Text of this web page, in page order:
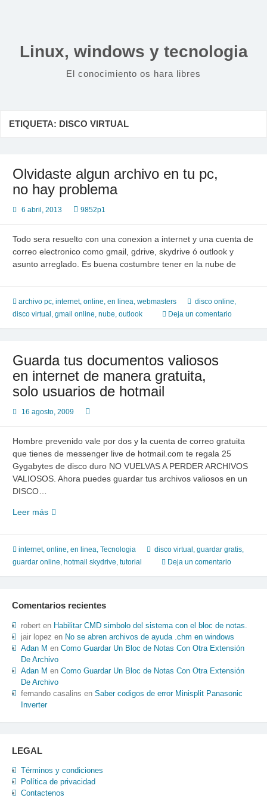
Linux, windows y tecnologia
El conocimiento os hara libres
ETIQUETA: DISCO VIRTUAL
Olvidaste algun archivo en tu pc,
no hay problema
6 abril, 2013 9852p1
Todo sera resuelto con una conexion a internet y una cuenta de
correo electronico como gmail, gdrive, skydrive ó outlook y
asunto arreglado. Es buena costumbre tener en la nube de
archivo pc, internet, online, en linea, webmasters disco online,
disco virtual , gmail online, nube, outlook Deja un comentario
Guarda tus documentos valiosos
en internet de manera gratuita,
solo usuarios de hotmail
16 agosto, 2009
Hombre prevenido vale por dos y la cuenta de correo gratuita
que tienes de messenger live de hotmail.com te regala 25
Gygabytes de disco duro NO VUELVAS A PERDER ARCHIVOS
VALIOSOS. Ahora puedes guardar tus archivos valiosos en un
DISCO…
Leer másGuarda
valiosos
en
internet
gratuita,
solo
usuarios
de
hotmail
internet, online, en linea, Tecnologia disco virtual , guardar gratis,
guardar online, hotmail skydrive, tutorial Deja un comentario
Comentarios recientes
roberten Habilitar CMD simbolo del sistema con el bloc de notas.
jair lopez en No se abren archivos de ayuda .chm en windows
Adan M en Como Guardar Un Bloc de Notas Con Otra Extensión
De Archivo
Adan M en Como Guardar Un Bloc de Notas Con Otra Extensión
De Archivo
fernando casalins en Saber codigos de error Minisplit Panasonic
Inverter
LEGAL
Términos y condiciones
Política de privacidad
Contactenos